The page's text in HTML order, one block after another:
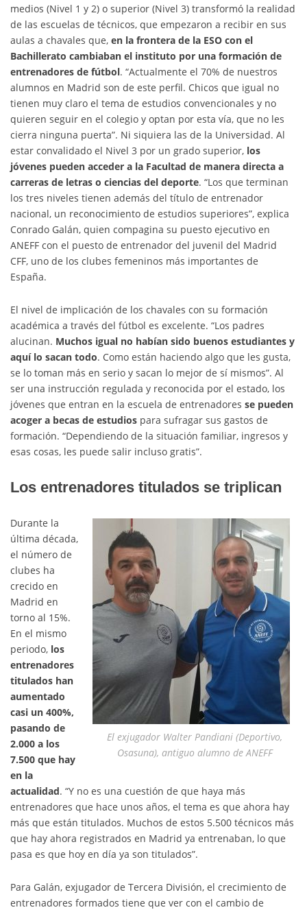
medios (Nivel 1 y 2) o superior (Nivel 3) transformó la realidad
de las escuelas de técnicos, que empezaron a recibir en sus
aulas a chavales que, en la frontera de la ESO con el
Bachillerato cambiaban el instituto por una formación de
entrenadores de fútbol. “Actualmente el 70% de nuestros
alumnos en Madrid son de este perfil. Chicos que igual no
tienen muy claro el tema de estudios convencionales y no
quieren seguir en el colegio y optan por esta vía, que no les
cierra ninguna puerta”. Ni siquiera las de la Universidad. Al
estar convalidado el Nivel 3 por un grado superior, los
jóvenes pueden acceder a la Facultad de manera directa a
carreras de letras o ciencias del deporte. “Los que terminan
los tres niveles tienen además del título de entrenador
nacional, un reconocimiento de estudios superiores”, explica
Conrado Galán, quien compagina su puesto ejecutivo en
ANEFF con el puesto de entrenador del juvenil del Madrid
CFF, uno de los clubes femeninos más importantes de
España.
El nivel de implicación de los chavales con su formación
académica a través del fútbol es excelente. “Los padres
alucinan. Muchos igual no habían sido buenos estudiantes y
aquí lo sacan todo. Como están haciendo algo que les gusta,
se lo toman más en serio y sacan lo mejor de sí mismos”. Al
ser una instrucción regulada y reconocida por el estado, los
jóvenes que entran en la escuela de entrenadores se pueden
acoger a becas de estudios para sufragar sus gastos de
formación. “Dependiendo de la situación familiar, ingresos y
esas cosas, les puede salir incluso gratis”.
Los entrenadores titulados se triplican
El exjugador Walter Pandiani (Deportivo,
Osasuna), antiguo alumno de ANEFF
Durante la
última década,
el número de
clubes ha
crecido en
Madrid en
torno al 15%.
En el mismo
periodo, los
entrenadores
titulados han
aumentado
casi un 400%,
pasando de
2.000 a los
7.500 que hay
en la
actualidad. “Y no es una cuestión de que haya más
entrenadores que hace unos años, el tema es que ahora hay
más que están titulados. Muchos de estos 5.500 técnicos más
que hay ahora registrados en Madrid ya entrenaban, lo que
pasa es que hoy en día ya son titulados”.
Para Galán, exjugador de Tercera División, el crecimiento de
entrenadores formados tiene que ver con el cambio de